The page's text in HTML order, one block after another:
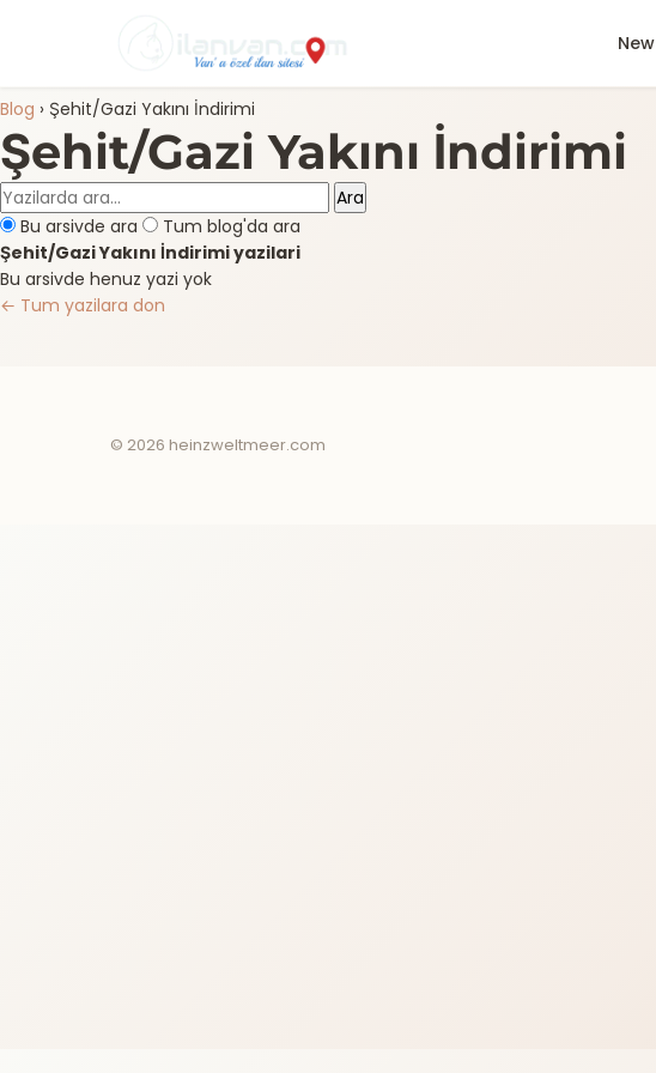
New
Blog › Şehit/Gazi Yakını İndirimi
Şehit/Gazi Yakını İndirimi
Ara
Bu arsivde ara
Tum blog'da ara
Şehit/Gazi Yakını İndirimi yazilari
Bu arsivde henuz yazi yok
← Tum yazilara don
© 2026 heinzweltmeer.com